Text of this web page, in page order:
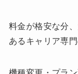
料金が格安な分
あるキャリア専